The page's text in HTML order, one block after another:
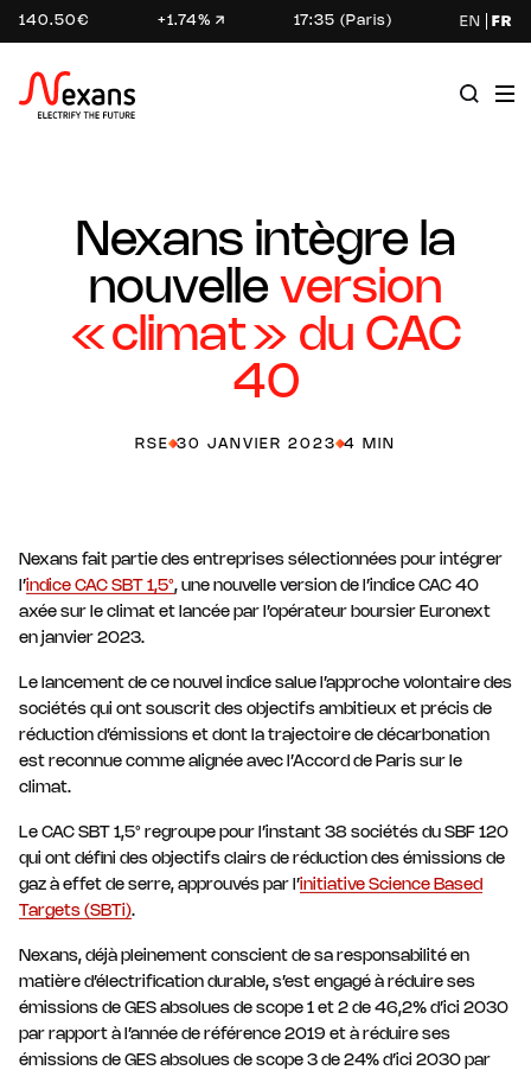
140.50€ +1.74% 17:35 (Paris) EN FR
Nexans intègre la
nouvelle version
« climat » du CAC
40
RSE 30 JANVIER 2023 4 MIN
Nexans fait partie des entreprises sélectionnées pour intégrer
l’indice CAC SBT 1,5°, une nouvelle version de l’indice CAC 40
axée sur le climat et lancée par l’opérateur boursier Euronext
en janvier 2023.
Le lancement de ce nouvel indice salue l’approche volontaire des
sociétés qui ont souscrit des objectifs ambitieux et précis de
réduction d’émissions et dont la trajectoire de décarbonation
est reconnue comme alignée avec l’Accord de Paris sur le
climat.
Le CAC SBT 1,5° regroupe pour l’instant 38 sociétés du SBF 120
qui ont défini des objectifs clairs de réduction des émissions de
gaz à effet de serre, approuvés par l’initiative Science Based
Targets (SBTi).
Nexans, déjà pleinement conscient de sa responsabilité en
matière d’électrification durable, s’est engagé à réduire ses
émissions de GES absolues de scope 1 et 2 de 46,2% d’ici 2030
par rapport à l’année de référence 2019 et à réduire ses
émissions de GES absolues de scope 3 de 24% d’ici 2030 par